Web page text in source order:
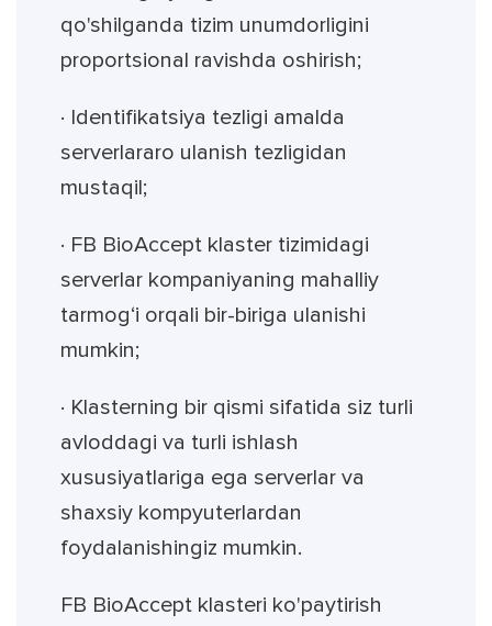
qo'shilganda tizim unumdorligini
proportsional ravishda oshirish;
· Identifikatsiya tezligi amalda
serverlararo ulanish tezligidan
mustaqil;
· FB BioAccept klaster tizimidagi
serverlar kompaniyaning mahalliy
tarmog‘i orqali bir-biriga ulanishi
mumkin;
· Klasterning bir qismi sifatida siz turli
avloddagi va turli ishlash
xususiyatlariga ega serverlar va
shaxsiy kompyuterlardan
foydalanishingiz mumkin.
FB BioAccept klasteri ko'paytirish